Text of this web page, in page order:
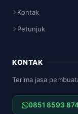
Kontak
Petunjuk
KONTAK
Terima jasa
0851 8593